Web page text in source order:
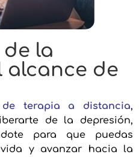
la
alcance de
terapia a distancia,
de la depresión,
para que puedas
y avanzar hacia la